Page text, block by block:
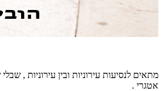
מתאים לנסיעות עירוניות ובין עירוניות ,
אטגרי .